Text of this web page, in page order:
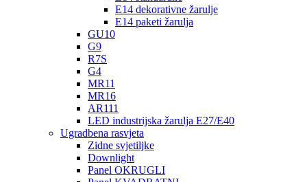
E14 dekorativne žarulje
E14 paketi žarulja
GU10
G9
R7S
G4
MR11
MR16
AR111
LED industrijska žarulja E27/E40
Ugradbena rasvjeta
Zidne svjetiljke
Downlight
Panel OKRUGLI